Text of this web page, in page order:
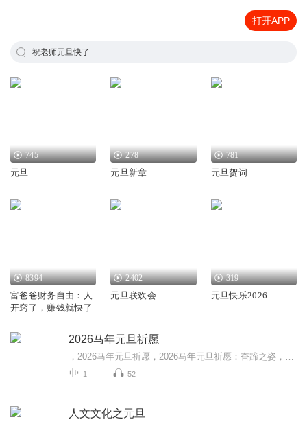
打开APP
祝老师元旦快了
745
元旦
278
元旦新章
781
元旦贺词
8394
富爸爸财务自由：人
开窍了，赚钱就快了
2402
元旦联欢会
319
元旦快乐2026
2026马年元旦祈愿
1 52
人文文化之元旦